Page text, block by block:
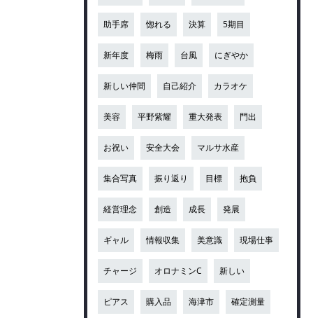
助手席 惚れる 決算 5期目
新年度 梅雨 台風 にぎやか
新しい仲間 自己紹介 カラオケ
美容 平野紫耀 重大発表 門出
お祝い 安全大会 マルサ水産
集合写真 振り返り 目標 抱負
経営理念 創造 成長 発展
ギャル 情報収集 美意識 現場仕事
チャージ オロナミンC 新しい
ピアス 購入品 海津市 確定測量